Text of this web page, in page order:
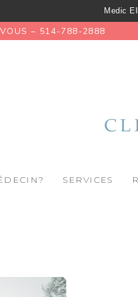
Medic
VOUS – 514-788-2888
SERVICES